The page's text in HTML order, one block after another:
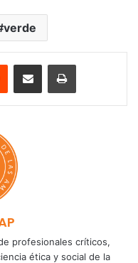
verde
Reddit Share via Email Print
profesionales críticos,
ética y social de la